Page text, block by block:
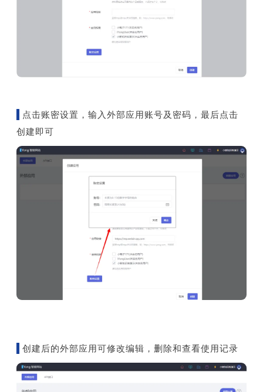
点击账密设置，输入外部应用账号及密码，最后点击
创建即可
创建后的外部应用可修改编辑，删除和查看使用记录